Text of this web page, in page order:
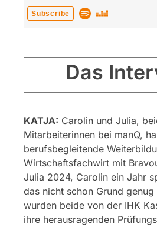
Das
KATJA: Carolin und Julia,
Mitarbeiterinnen bei manQ,
berufsbegleitende
Wirtschaftsfachwirt mit
Julia 2024, Carolin ein Jahr
das nicht schon Grund genug
wurden beide von der IHK
ihre herausragenden